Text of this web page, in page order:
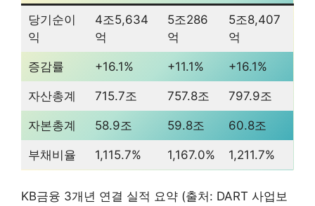
당기순이
익
4조5,634
억
5조286
억
5조8,407
억
증감률 +16.1% +11.1% +16.1%
자산총계 715.7조 757.8조 797.9조
자본총계 58.9조 59.8조 60.8조
부채비율 1,115.7% 1,167.0% 1,211.7%
KB금융 3개년 연결 실적 요약 (출처: DART 사업보